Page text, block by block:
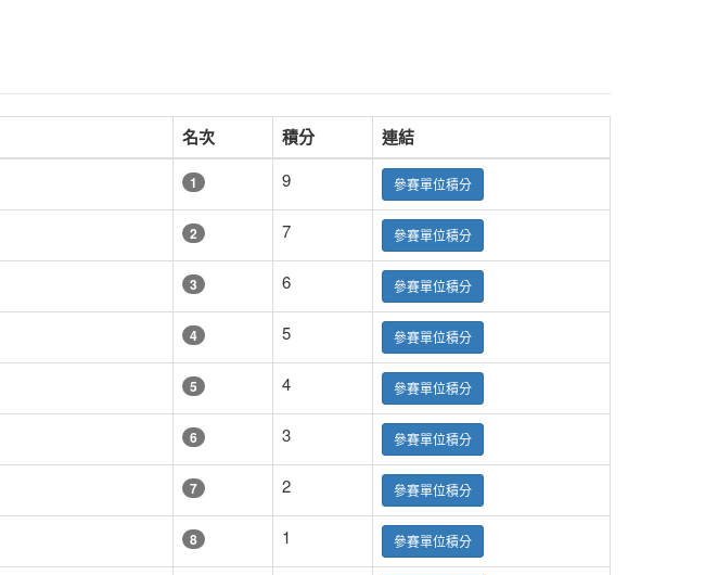
名次 積分 連結
1 9 參賽單位積分
2 7 參賽單位積分
3 6 參賽單位積分
4 5 參賽單位積分
5 4 參賽單位積分
6 3 參賽單位積分
7 2 參賽單位積分
8 1 參賽單位積分